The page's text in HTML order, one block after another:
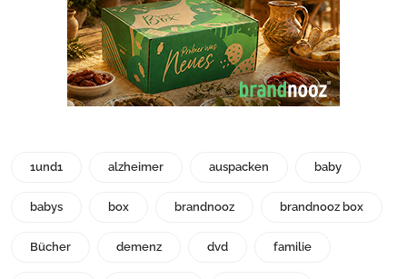
1und1 alzheimer auspacken baby
babys box brandnooz brandnooz box
Bücher demenz dvd familie